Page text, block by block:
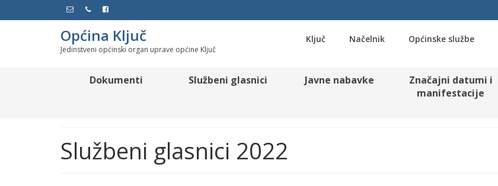
Općina Ključ
Jedinstveni općinski organ uprave općine Ključ
Ključ Načelnik Općinske službe
Dokumenti Službeni glasnici Javne nabavke
Značajni datumi i
manifestacije
Službeni glasnici 2022